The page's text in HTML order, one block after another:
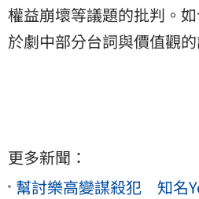
權益崩壞等議題的批判。
於劇中部分台詞與價值觀
更多新聞：
幫討樂高變謀殺犯 知名